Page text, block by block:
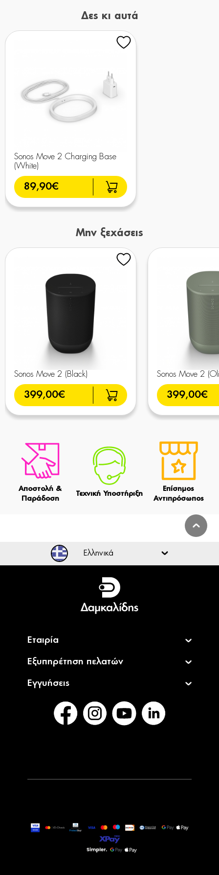
Δες κι αυτά
Sonos Move 2 Charging Base
(White)
89,90€
Μην ξεχάσεις
Sonos Move 2 (Black)
399,00€
Sonos Move 2
399,00€
Αποστολή &
Παράδοση
Τεχνική Υποστήριξη
Επίσημος
Αντιπρόσωπος
Ελληνικά
Ελληνικά
English
Εταιρία
Εξυπηρέτηση πελατών
Εγγυήσεις